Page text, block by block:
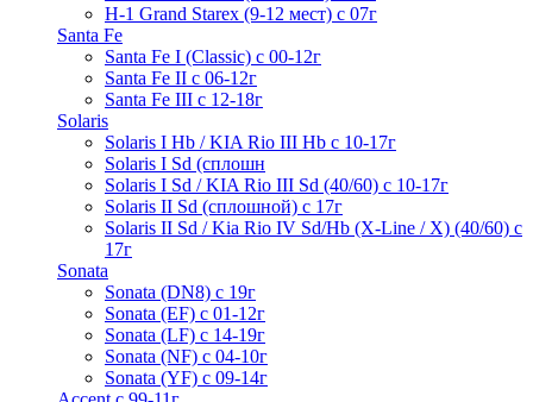
H-1 Grand Starex (9-12 мест) с 07г
Santa Fe
Santa Fe I (Classic) с 00-12г
Santa Fe II с 06-12г
Santa Fe III c 12-18г
Solaris
Solaris I Hb / KIA Rio III Hb с 10-17г
Solaris I Sd (сплошн
Solaris I Sd / KIA Rio III Sd (40/60) с 10-17г
Solaris II Sd (сплошной) с 17г
Solaris II Sd / Kia Rio IV Sd/Hb (X-Line / X) (40/60) с
17г
Sonata
Sonata (DN8) с 19г
Sonata (EF) с 01-12г
Sonata (LF) с 14-19г
Sonata (NF) с 04-10г
Sonata (YF) с 09-14г